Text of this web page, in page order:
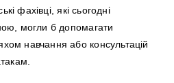
фахівці, які сьогодні
могли б допомагати
навчання або консультацій